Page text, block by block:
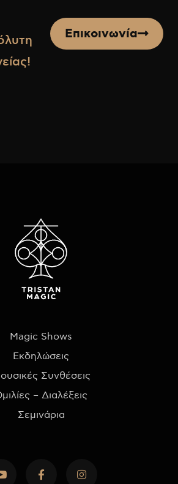
Επικοινωνία
Magic Shows
Εκδηλώσεις
Συνθέσεις
– Διαλέξεις
Σεμινάρια